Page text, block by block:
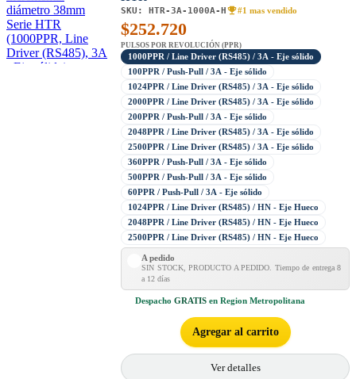
SKU: HTR-3A-1000A-H #1 mas vendido
$252.720
PULSOS POR REVOLUCIÓN (PPR)
1000PPR / Line Driver (RS485) / 3A - Eje sólido
100PPR / Push-Pull / 3A - Eje sólido
1024PPR / Line Driver (RS485) / 3A - Eje sólido
2000PPR / Line Driver (RS485) / 3A - Eje sólido
200PPR / Push-Pull / 3A - Eje sólido
2048PPR / Line Driver (RS485) / 3A - Eje sólido
2500PPR / Line Driver (RS485) / 3A - Eje sólido
360PPR / Push-Pull / 3A - Eje sólido
500PPR / Push-Pull / 3A - Eje sólido
60PPR / Push-Pull / 3A - Eje sólido
1024PPR / Line Driver (RS485) / HN - Eje Hueco
2048PPR / Line Driver (RS485) / HN - Eje Hueco
2500PPR / Line Driver (RS485) / HN - Eje Hueco
A pedido
SIN STOCK, PRODUCTO A PEDIDO. Tiempo de entrega 8
a 12 días
Despacho GRATIS en Region Metropolitana
Agregar al carrito
Ver detalles